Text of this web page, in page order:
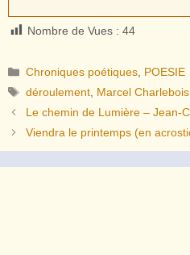
Nombre de Vues : 44
Catégories
Chroniques poétiques POESIE
Étiquettes
déroulement Marcel Charlebois
Le chemin de Lumière – Jean-
Viendra le printemps (en